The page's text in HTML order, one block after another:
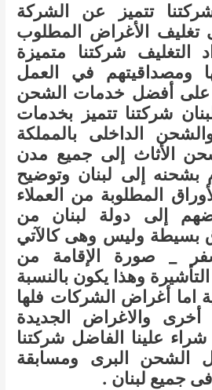
تتميز عن الشركة
تغليف الأغراض المطلوب
التغليف شركتنا متميزة
ومصداقيتهم في العمل
على أفضل خدمات الشحن
شركتنا تتميز بخدمات
الداخلى بالمملكة
الأثاث إلى جميع مدن
بشحنه إلى لبنان وتوضيح
المطلوبة من العملاء
إلى دولة لبنان من
بسيطة وليس وهى كالآتي
_ صورة الإقامة من
وهذا يكون بالنسبة
اما أغراض الشركات فلها
أخرى والاغراض الجديدة
علينا الفاضل شركتنا
الشحن البرى ومسابقة
فى جميع لبنان .